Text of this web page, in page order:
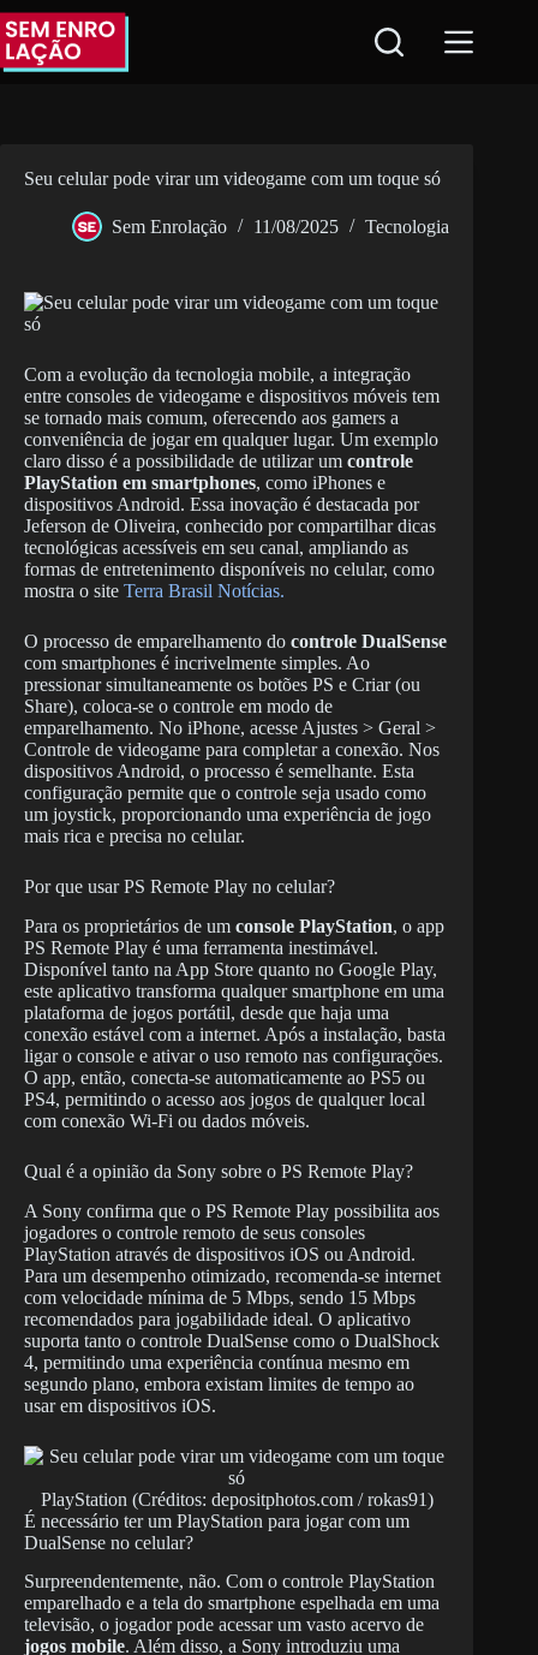
Pular
para
conteúdo
Seu celular pode virar um videogame com um toque só
Sem Enrolação 11/08/2025 Tecnologia
Com a evolução da tecnologia mobile, a integração
entre consoles de videogame e dispositivos móveis tem
se tornado mais comum, oferecendo aos gamers a
conveniência de jogar em qualquer lugar. Um exemplo
claro disso é a possibilidade de utilizar um controle
PlayStation em smartphones, como iPhones e
dispositivos Android. Essa inovação é destacada por
Jeferson de Oliveira, conhecido por compartilhar dicas
tecnológicas acessíveis em seu canal, ampliando as
formas de entretenimento disponíveis no celular, como
mostra o site Terra Brasil Notícias.
O processo de emparelhamento do controle DualSense
com smartphones é incrivelmente simples. Ao
pressionar simultaneamente os botões PS e Criar (ou
Share), coloca-se o controle em modo de
emparelhamento. No iPhone, acesse Ajustes > Geral >
Controle de videogame para completar a conexão. Nos
dispositivos Android, o processo é semelhante. Esta
configuração permite que o controle seja usado como
um joystick, proporcionando uma experiência de jogo
mais rica e precisa no celular.
Por que usar PS Remote Play no celular?
Para os proprietários de um console PlayStation, o app
PS Remote Play é uma ferramenta inestimável.
Disponível tanto na App Store quanto no Google Play,
este aplicativo transforma qualquer smartphone em uma
plataforma de jogos portátil, desde que haja uma
conexão estável com a internet. Após a instalação, basta
ligar o console e ativar o uso remoto nas configurações.
O app, então, conecta-se automaticamente ao PS5 ou
PS4, permitindo o acesso aos jogos de qualquer local
com conexão Wi-Fi ou dados móveis.
Qual é a opinião da Sony sobre o PS Remote Play?
A Sony confirma que o PS Remote Play possibilita aos
jogadores o controle remoto de seus consoles
PlayStation através de dispositivos iOS ou Android.
Para um desempenho otimizado, recomenda-se internet
com velocidade mínima de 5 Mbps, sendo 15 Mbps
recomendados para jogabilidade ideal. O aplicativo
suporta tanto o controle DualSense como o DualShock
4, permitindo uma experiência contínua mesmo em
segundo plano, embora existam limites de tempo ao
usar em dispositivos iOS.
PlayStation (Créditos: depositphotos.com / rokas91)
É necessário ter um PlayStation para jogar com um
DualSense no celular?
Surpreendentemente, não. Com o controle PlayStation
emparelhado e a tela do smartphone espelhada em uma
televisão, o jogador pode acessar um vasto acervo de
jogos mobile. Além disso, a Sony introduziu uma